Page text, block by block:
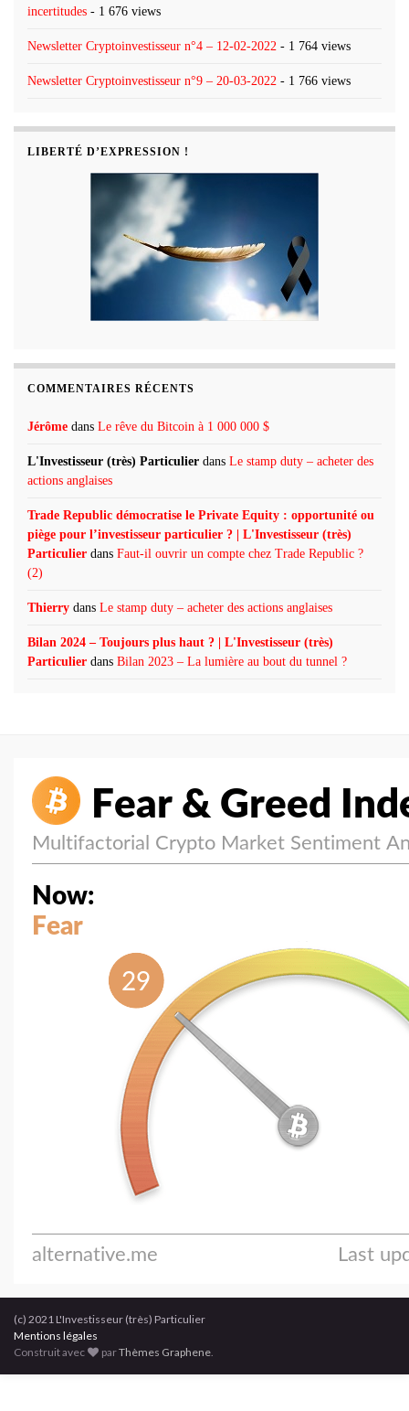
incertitudes - 1 676 views
Newsletter Cryptoinvestisseur n°4 – 12-02-2022 - 1 764 views
Newsletter Cryptoinvestisseur n°9 – 20-03-2022 - 1 766 views
LIBERTÉ D’EXPRESSION !
COMMENTAIRES RÉCENTS
Jérôme dans Le rêve du Bitcoin à 1 000 000 $
L'Investisseur (très) Particulier dans Le stamp duty – acheter des
actions anglaises
Trade Republic démocratise le Private Equity : opportunité ou
piège pour l’investisseur particulier ? | L'Investisseur (très)
Particulier dans Faut-il ouvrir un compte chez Trade Republic ?
(2)
Thierry dans Le stamp duty – acheter des actions anglaises
Bilan 2024 – Toujours plus haut ? | L'Investisseur (très)
Particulier dans Bilan 2023 – La lumière au bout du tunnel ?
(c) 2021 L'Investisseur (très) Particulier
Mentions légales
Construit avec
parThèmes Graphene